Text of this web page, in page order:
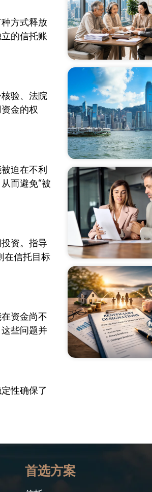
方式释放
的信托账
验、法院
金的权
迫在不利
而避免“被
资。指导
在信托目标
资金尚不
些问题并
性确保了
首选方案